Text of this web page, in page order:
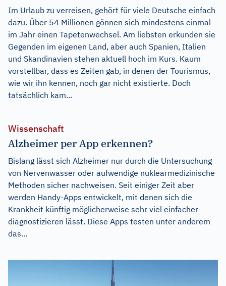
Im Urlaub zu verreisen, gehört für viele Deutsche einfach
dazu. Über 54 Millionen gönnen sich mindestens einmal
im Jahr einen Tapetenwechsel. Am liebsten erkunden sie
Gegenden im eigenen Land, aber auch Spanien, Italien
und Skandinavien stehen aktuell hoch im Kurs. Kaum
vorstellbar, dass es Zeiten gab, in denen der Tourismus,
wie wir ihn kennen, noch gar nicht existierte. Doch
tatsächlich kam...
Wissenschaft
Alzheimer per App erkennen?
Bislang lässt sich Alzheimer nur durch die Untersuchung
von Nervenwasser oder aufwendige nuklearmedizinische
Methoden sicher nachweisen. Seit einiger Zeit aber
werden Handy-Apps entwickelt, mit denen sich die
Krankheit künftig möglicherweise sehr viel einfacher
diagnostizieren lässt. Diese Apps testen unter anderem
das...